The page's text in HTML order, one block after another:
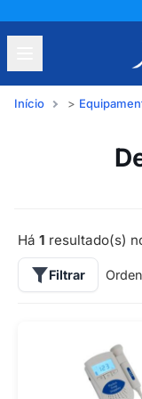
Início
Há 1 resultado(s)
Filtrar